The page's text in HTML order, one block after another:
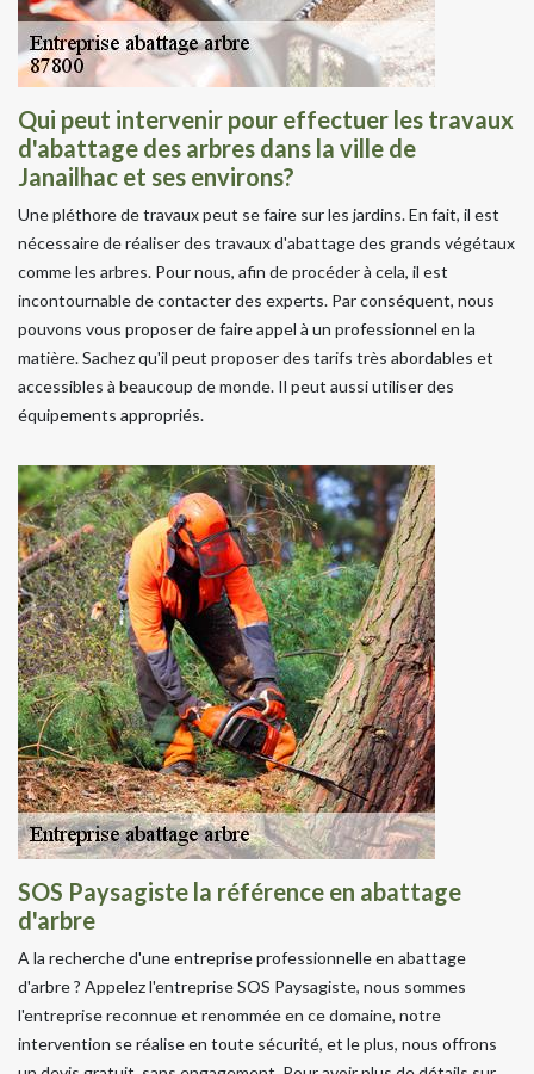
Qui peut intervenir pour effectuer les travaux
d'abattage des arbres dans la ville de
Janailhac et ses environs?
Une pléthore de travaux peut se faire sur les jardins. En fait, il est
nécessaire de réaliser des travaux d'abattage des grands végétaux
comme les arbres. Pour nous, afin de procéder à cela, il est
incontournable de contacter des experts. Par conséquent, nous
pouvons vous proposer de faire appel à un professionnel en la
matière. Sachez qu'il peut proposer des tarifs très abordables et
accessibles à beaucoup de monde. Il peut aussi utiliser des
équipements appropriés.
SOS Paysagiste la référence en abattage
d'arbre
A la recherche d'une entreprise professionnelle en abattage
d'arbre ? Appelez l'entreprise SOS Paysagiste, nous sommes
l'entreprise reconnue et renommée en ce domaine, notre
intervention se réalise en toute sécurité, et le plus, nous offrons